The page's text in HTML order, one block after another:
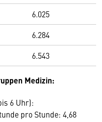
6.025
6.284
6.543
Medizin:
6 Uhr):
pro Stunde: 4,68